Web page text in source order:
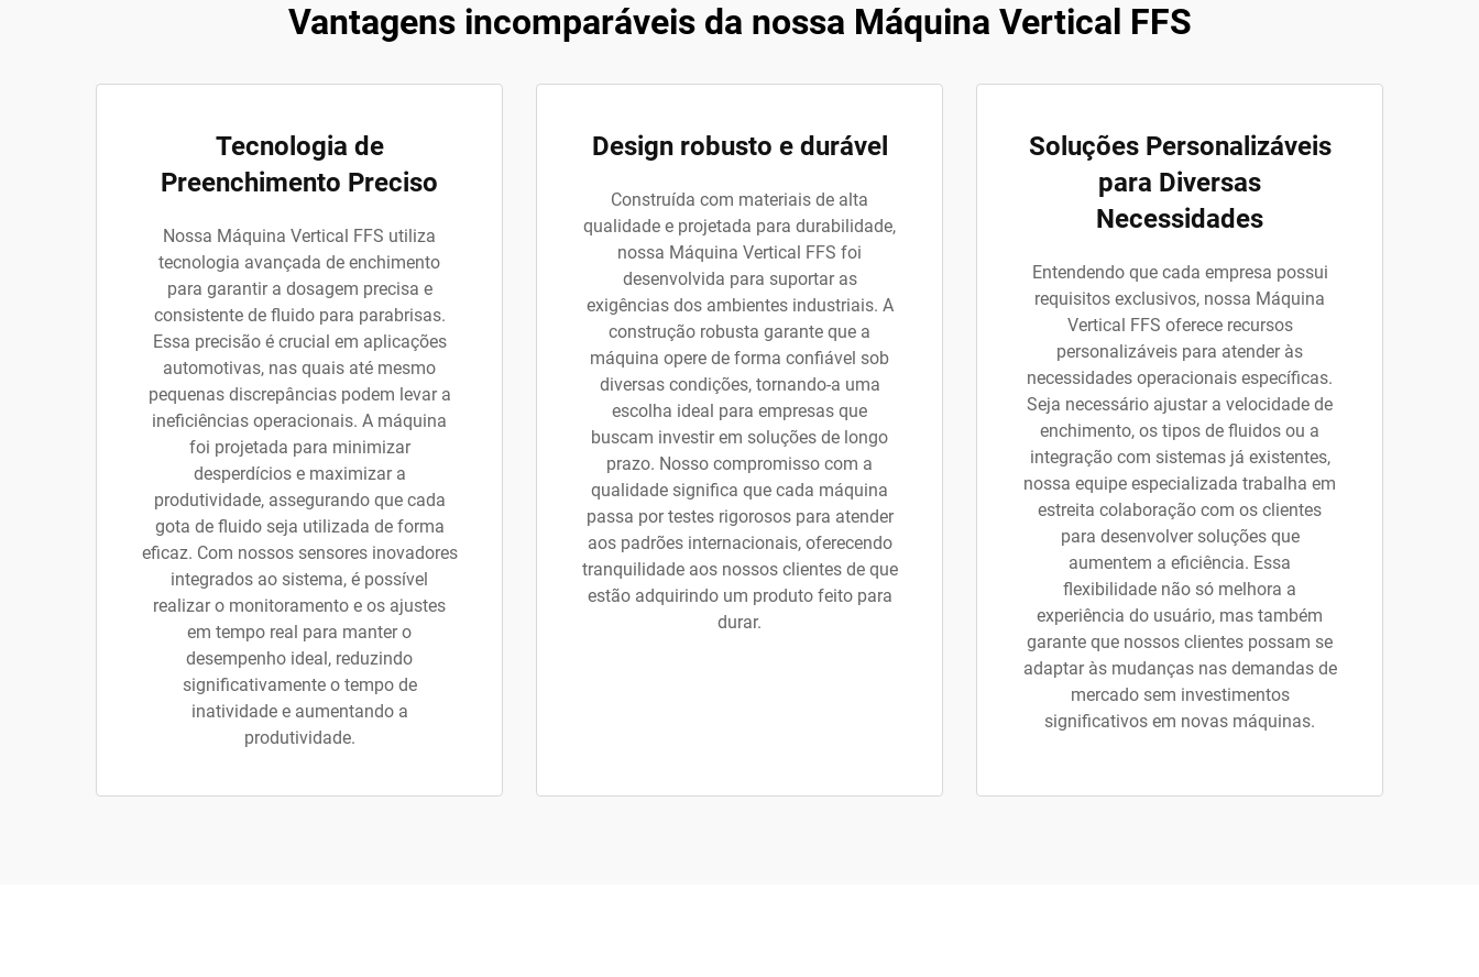
Vantagens incomparáveis da nossa Máquina Vertical FFS
Tecnologia de
Preenchimento Preciso
Nossa Máquina Vertical FFS utiliza
tecnologia avançada de enchimento
para garantir a dosagem precisa e
consistente de fluido para parabrisas.
Essa precisão é crucial em aplicações
automotivas, nas quais até mesmo
pequenas discrepâncias podem levar a
ineficiências operacionais. A máquina
foi projetada para minimizar
desperdícios e maximizar a
produtividade, assegurando que cada
gota de fluido seja utilizada de forma
eficaz. Com nossos sensores inovadores
integrados ao sistema, é possível
realizar o monitoramento e os ajustes
em tempo real para manter o
desempenho ideal, reduzindo
significativamente o tempo de
inatividade e aumentando a
produtividade.
Design robusto e durável
Construída com materiais de alta
qualidade e projetada para durabilidade,
nossa Máquina Vertical FFS foi
desenvolvida para suportar as
exigências dos ambientes industriais. A
construção robusta garante que a
máquina opere de forma confiável sob
diversas condições, tornando-a uma
escolha ideal para empresas que
buscam investir em soluções de longo
prazo. Nosso compromisso com a
qualidade significa que cada máquina
passa por testes rigorosos para atender
aos padrões internacionais, oferecendo
tranquilidade aos nossos clientes de que
estão adquirindo um produto feito para
durar.
Soluções Personalizáveis
para Diversas
Necessidades
Entendendo que cada empresa possui
requisitos exclusivos, nossa Máquina
Vertical FFS oferece recursos
personalizáveis para atender às
necessidades operacionais específicas.
Seja necessário ajustar a velocidade de
enchimento, os tipos de fluidos ou a
integração com sistemas já existentes,
nossa equipe especializada trabalha em
estreita colaboração com os clientes
para desenvolver soluções que
aumentem a eficiência. Essa
flexibilidade não só melhora a
experiência do usuário, mas também
garante que nossos clientes possam se
adaptar às mudanças nas demandas de
mercado sem investimentos
significativos em novas máquinas.